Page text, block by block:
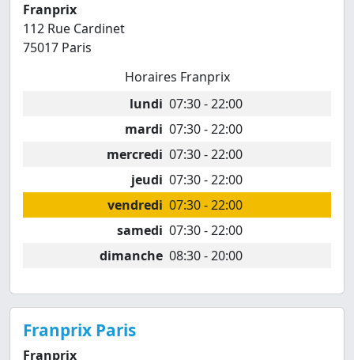
Franprix
112 Rue Cardinet
75017 Paris
Horaires Franprix
lundi 07:30 - 22:00
mardi 07:30 - 22:00
mercredi 07:30 - 22:00
jeudi 07:30 - 22:00
vendredi 07:30 - 22:00
samedi 07:30 - 22:00
dimanche 08:30 - 20:00
Franprix Paris
Franprix